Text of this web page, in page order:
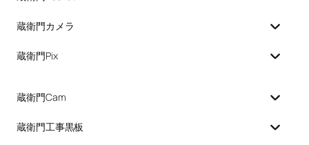
蔵衛門カメラ
蔵衛門Pix
蔵衛門Cam
蔵衛門工事黒板